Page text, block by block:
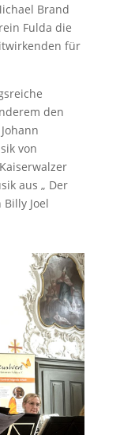
Brand
Fulda die
für
den
von
aus „ Der
Joel